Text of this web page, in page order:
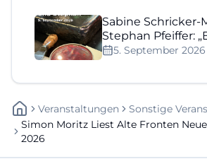
Sabine Schricker-
Stephan Pfeiffer:
5. September 2026
Veranstaltungen
Sonstige
Simon Moritz Liest Alte Fronten
2026